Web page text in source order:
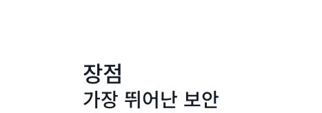
장점
가장 뛰어난 보안